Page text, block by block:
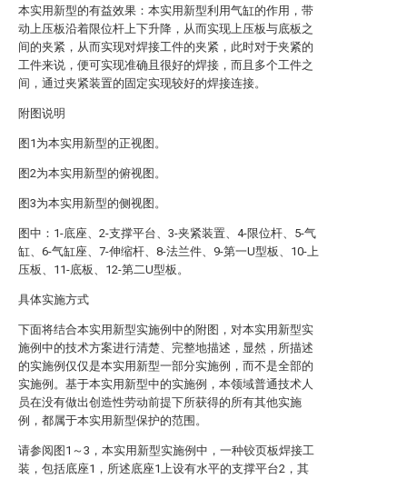
本实用新型的有益效果：本实用新型利用气缸的作用，带
动上压板沿着限位杆上下升降，从而实现上压板与底板之
间的夹紧，从而实现对焊接工件的夹紧，此时对于夹紧的
工件来说，便可实现准确且很好的焊接，而且多个工件之
间，通过夹紧装置的固定实现较好的焊接连接。
附图说明
图1为本实用新型的正视图。
图2为本实用新型的俯视图。
图3为本实用新型的侧视图。
图中：1-底座、2-支撑平台、3-夹紧装置、4-限位杆、5-气
缸、6-气缸座、7-伸缩杆、8-法兰件、9-第一U型板、10-上
压板、11-底板、12-第二U型板。
具体实施方式
下面将结合本实用新型实施例中的附图，对本实用新型实
施例中的技术方案进行清楚、完整地描述，显然，所描述
的实施例仅仅是本实用新型一部分实施例，而不是全部的
实施例。基于本实用新型中的实施例，本领域普通技术人
员在没有做出创造性劳动前提下所获得的所有其他实施
例，都属于本实用新型保护的范围。
请参阅图1～3，本实用新型实施例中，一种铰页板焊接工
装，包括底座1，所述底座1上设有水平的支撑平台2，其